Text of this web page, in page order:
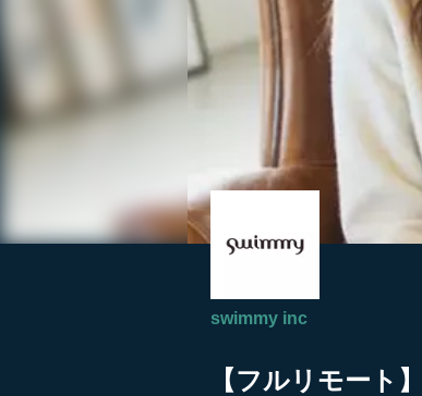
swimmy inc
【フルリモート